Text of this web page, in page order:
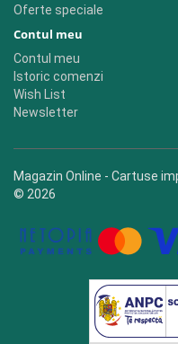
Oferte speciale
Contul meu
Contul meu
Istoric comenzi
Wish List
Newsletter
Magazin Online - Cartuse
© 2026